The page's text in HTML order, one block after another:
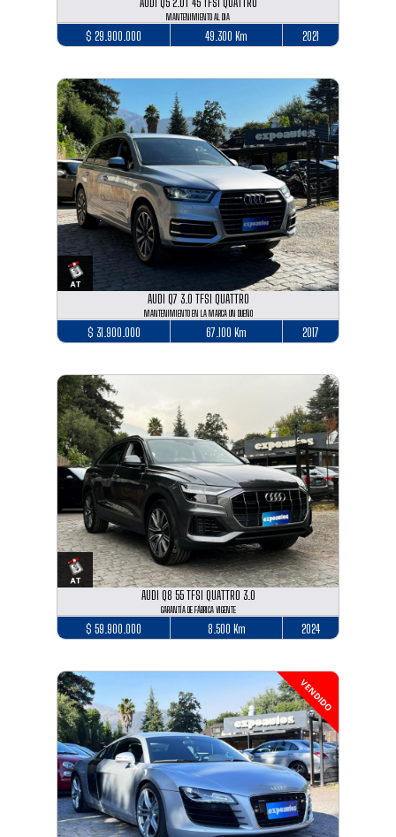
MANTENIMIENTO AL DIA
$ 29.900.000 49.300 Km 2021
AUDI Q7 3.0 TFSI QUATTRO
MANTENIMIENTO EN LA MARCA UN DUEÑO
$ 31.900.000 67.100 Km 2017
AUDI Q8 55 TFSI QUATTRO 3.0
GARANTÍA DE FÁBRICA VIGENTE
$ 59.900.000 8.500 Km 2024
VENDIDO